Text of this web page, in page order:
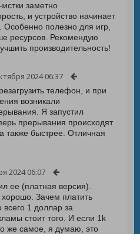
заметно
и устройство начинает
Особенно полезно для игр,
ресурсов. Рекомендую
производительность!
2024 06:37
телефон, и при
возникали
Я запустил
прерывания происходят
также быстрее. Отличная
2024 06:07
ее (платная версия).
хорошо. Зачем платить
всего 1 доллар за
стоит того. И если 1k
же самое, я думаю, это